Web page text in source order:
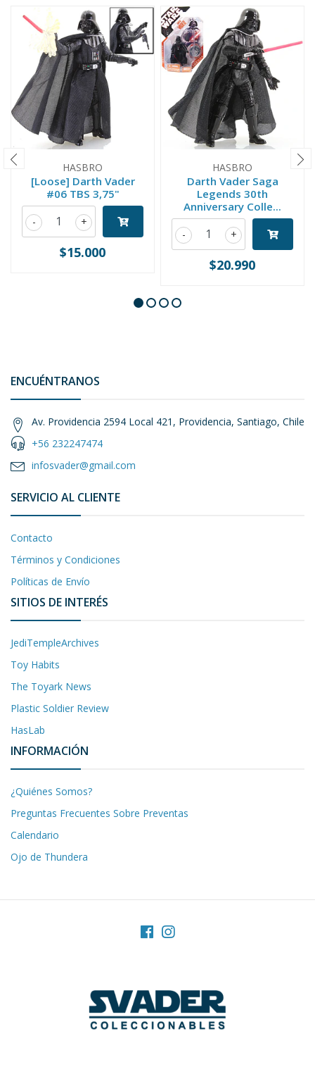
HASBRO
[Loose] Darth Vader
#06 TBS 3,75"
+
-
$15.000
HASBRO
Darth Vader Saga
Legends 30th
Anniversary Colle...
+
-
$20.990
ENCUÉNTRANOS
Av. Providencia 2594 Local 421, Providencia, Santiago, Chile
+56 232247474
infosvader@gmail.com
SERVICIO AL CLIENTE
Contacto
Términos y Condiciones
Políticas de Envío
SITIOS DE INTERÉS
JediTempleArchives
Toy Habits
The Toyark News
Plastic Soldier Review
HasLab
INFORMACIÓN
¿Quiénes Somos?
Preguntas Frecuentes Sobre Preventas
Calendario
Ojo de Thundera